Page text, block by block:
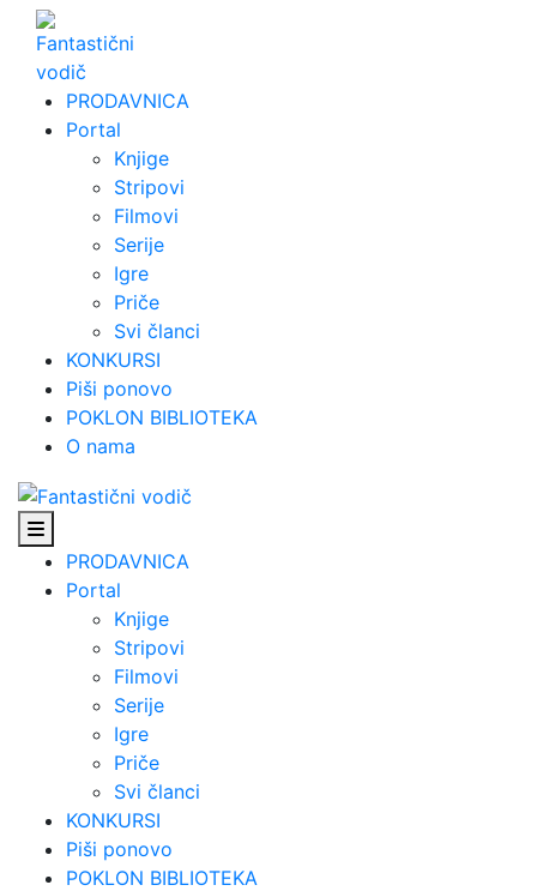
Skip
content
PRODAVNICA
Portal
Knjige
Stripovi
Filmovi
Serije
Igre
Priče
Svi članci
KONKURSI
Piši ponovo
POKLON BIBLIOTEKA
O nama
PRODAVNICA
Portal
Knjige
Stripovi
Filmovi
Serije
Igre
Priče
Svi članci
KONKURSI
Piši ponovo
POKLON BIBLIOTEKA